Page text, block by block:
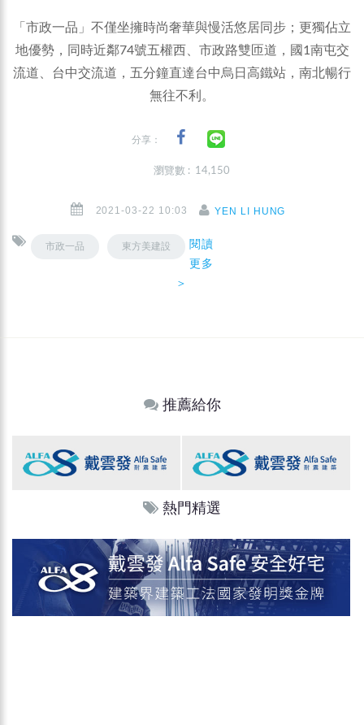
「市政一品」不僅坐擁時尚奢華與慢活悠居同步；更獨佔立
地優勢，同時近鄰74號五權西、市政路雙匝道，國1南屯交
流道、台中交流道，五分鐘直達台中烏日高鐵站，南北暢行
無往不利。
分享：
瀏覽數 : 14,150
2021-03-22 10:03 YEN LI HUNG
市政一品 東方美建設
閱讀
更多
＞
推薦給你
熱門精選